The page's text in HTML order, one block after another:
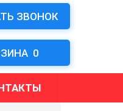
ЗВОНОК
0